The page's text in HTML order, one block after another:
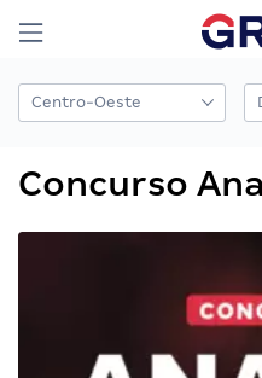
Concurso